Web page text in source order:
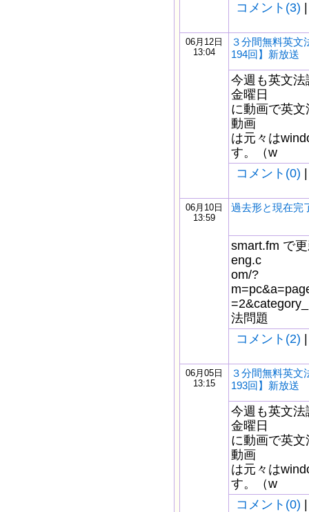
コメント(3)
06月12日
13:04
３分間無料英文
194回】新放送
今週も英文
金曜日
に動画で英
動画
は元々は
す。（w
コメント(0)
06月10日
13:59
過去形と現在完
smart.fm で
eng.c
om/?
法問題
コメント(2)
06月05日
13:15
３分間無料英文
193回】新放送
今週も英文
金曜日
に動画で英
動画
は元々は
す。（w
コメント(0)